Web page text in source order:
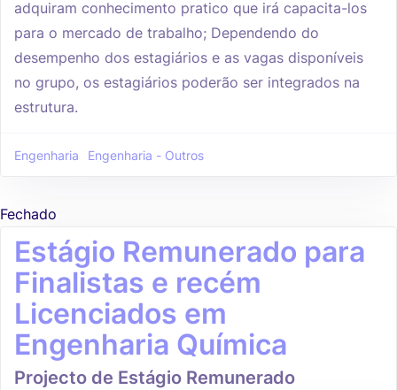
adquiram conhecimento pratico que irá capacita-los
para o mercado de trabalho; Dependendo do
desempenho dos estagiários e as vagas disponíveis
no grupo, os estagiários poderão ser integrados na
estrutura.
Engenharia Engenharia - Outros
Fechado
Estágio Remunerado para
Finalistas e recém
Licenciados em
Engenharia Química
Projecto de Estágio Remunerado